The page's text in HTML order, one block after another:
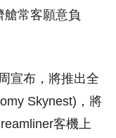
艙常客願意負
宣布，將推出全
Skynest)，將
客機上